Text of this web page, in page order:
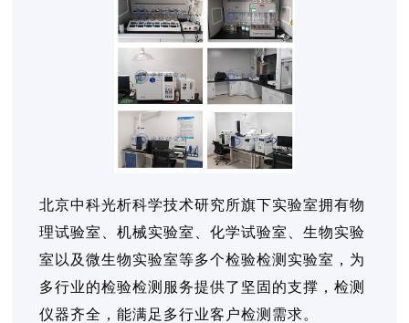
北京中科光析科学技术研究所旗下实验室拥有物
理试验室、机械实验室、化学试验室、生物实验
室以及微生物实验室等多个检验检测实验室，为
多行业的检验检测服务提供了坚固的支撑，检测
仪器齐全，能满足多行业客户检测需求。